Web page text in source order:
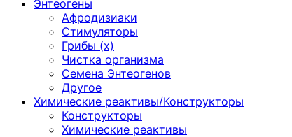
Энтеогены
Афродизиаки
Стимуляторы
Грибы (х)
Чистка организма
Семена Энтеогенов
Другое
Химические реактивы/Конструкторы
Конструкторы
Химические реактивы